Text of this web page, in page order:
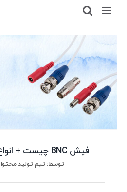
to
فیش BNC چیست + انواع و قیمت آن‌ها
توسط: تیم تولید